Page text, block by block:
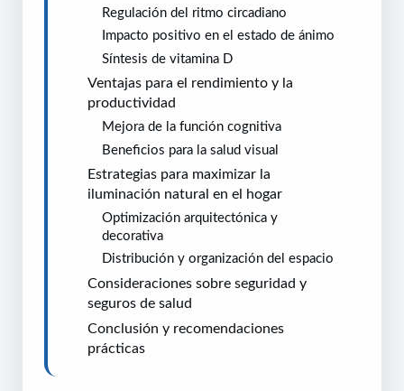
Regulación del ritmo circadiano
Impacto positivo en el estado de ánimo
Síntesis de vitamina D
Ventajas para el rendimiento y la
productividad
Mejora de la función cognitiva
Beneficios para la salud visual
Estrategias para maximizar la
iluminación natural en el hogar
Optimización arquitectónica y
decorativa
Distribución y organización del espacio
Consideraciones sobre seguridad y
seguros de salud
Conclusión y recomendaciones
prácticas